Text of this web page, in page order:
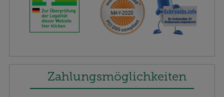
Zahlungsmöglichkeiten